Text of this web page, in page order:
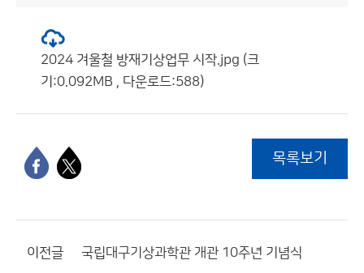
2024 겨울철 방재기상업무 시작.jpg (크
기:0.092MB , 다운로드:588)
목록보기
이전글 국립대구기상과학관 개관 10주년 기념식